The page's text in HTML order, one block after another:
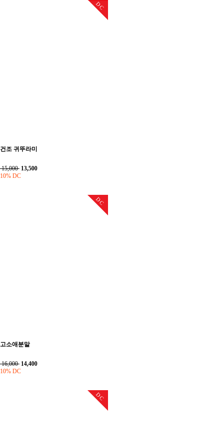
DC
건조 귀뚜라미
15,000 13,500
10% DC
DC
고소애분말
16,000 14,400
10% DC
DC